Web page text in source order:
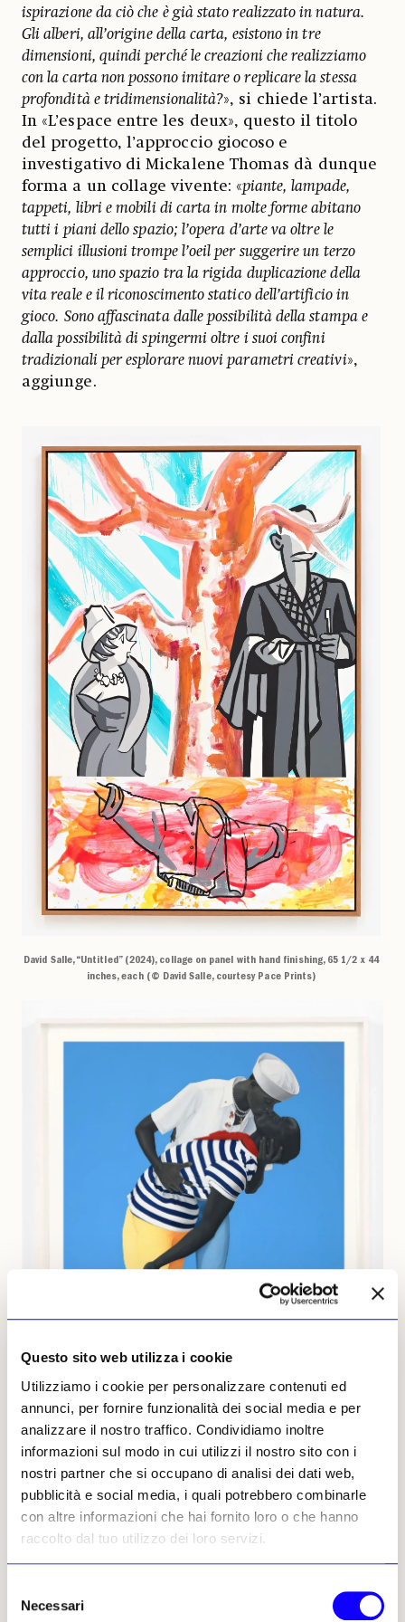
Questo sito web utilizza i cookie
Utilizziamo i cookie per personalizzare contenuti ed
annunci, per fornire funzionalità dei social media e per
analizzare il nostro traffico. Condividiamo inoltre
informazioni sul modo in cui utilizzi il nostro sito con i
nostri partner che si occupano di analisi dei dati web,
pubblicità e social media, i quali potrebbero combinarle
con altre informazioni che hai fornito loro o che hanno
raccolto dal tuo utilizzo dei loro servizi.
delNecessari
ispirazione da ciò che è già stato realizzato in natura.
Gli alberi, all’origine della carta, esistono in tre
dimensioni, quindi perché le creazioni che realizziamo
con la carta non possono imitare o replicare la stessa
profondità e tridimensionalità?», si chiede l’artista.
In «L’espace entre les deux», questo il titolo
del progetto, l’approccio giocoso e
investigativo di Mickalene Thomas dà dunque
forma a un collage vivente: «piante, lampade,
tappeti, libri e mobili di carta in molte forme abitano
tutti i piani dello spazio; l’opera d’arte va oltre le
semplici illusioni trompe l’oeil per suggerire un terzo
approccio, uno spazio tra la rigida duplicazione della
vita reale e il riconoscimento statico dell’artificio in
gioco. Sono affascinata dalle possibilità della stampa e
dalla possibilità di spingermi oltre i suoi confini
tradizionali per esplorare nuovi parametri creativi»,
aggiunge.
David Salle, “Untitled” (2024), collage on panel with hand finishing, 65 1/2 x 44
inches, each (© David Salle, courtesy Pace Prints)
Amy Sherald, For Love, and for Country, 2024, Hauser & Wirth © Amy Sherald
anteprima nuove stampe di Nicole Eisenman,